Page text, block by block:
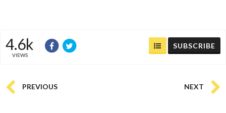
4.6k
VIEWS
SUBSCRIBE
PREVIOUS NEXT